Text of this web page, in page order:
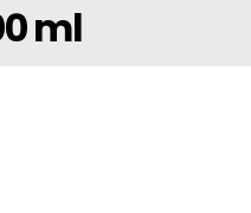
Gebitsbescherming
ml